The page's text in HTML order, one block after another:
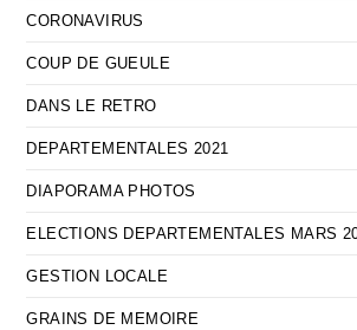
CORONAVIRUS
COUP DE GUEULE
DANS LE RETRO
DEPARTEMENTALES 2021
DIAPORAMA PHOTOS
ELECTIONS DEPARTEMENTALES MARS
GESTION LOCALE
GRAINS DE MEMOIRE